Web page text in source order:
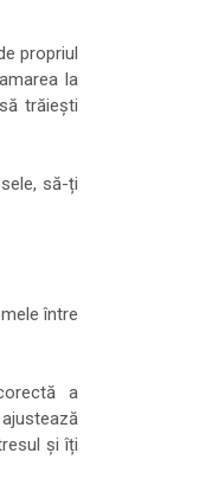
propriul
la
trăiești
să-ți
între
a
și îți